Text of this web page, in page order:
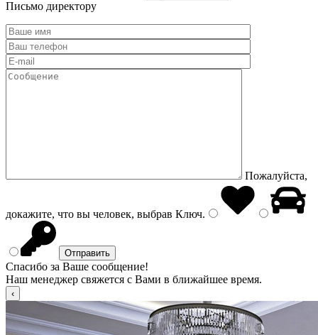
Письмо директору
Пожалуйста,
докажите, что вы человек, выбрав Ключ.
Спасибо за Ваше сообщение!
Наш менеджер свяжется с Вами в ближайшее время.